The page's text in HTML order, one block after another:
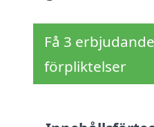
Få 3
förpliktelser